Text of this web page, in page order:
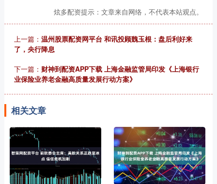
炫多配资提示：文章来自网络，不代表本站观点。
上一篇： 温州股票配资网平台 和讯投顾魏玉根：盘后利好来
了，央行降息
下一篇： 财神到配资APP下载 上海金融监管局印发《上海银行
业保险业养老金融高质量发展行动方案》
相关文章